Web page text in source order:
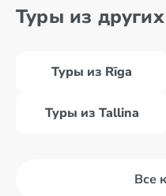
Туры из
Туры из Rīga
Туры из Tallina
Все